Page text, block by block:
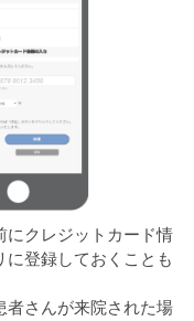
にクレジットカード情
登録しておくことも
者さんが来院された場